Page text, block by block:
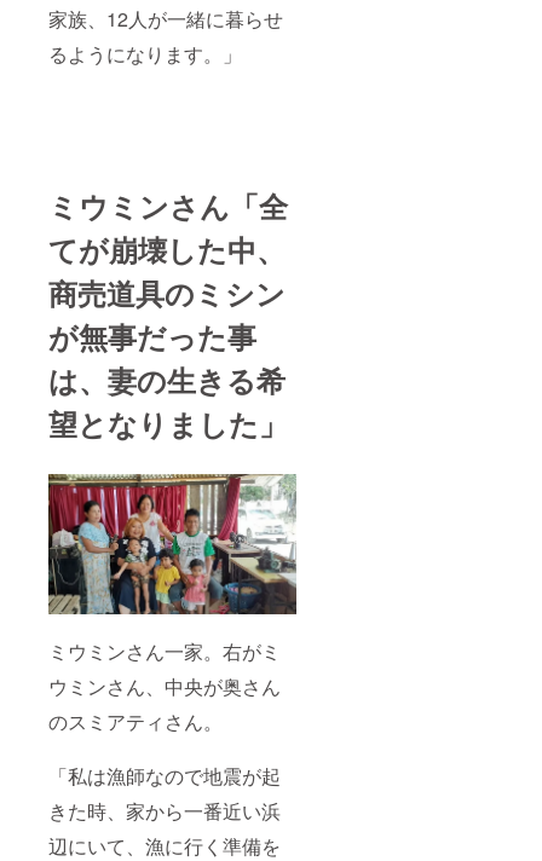
家族、12人が一緒に暮らせ
るようになります。」
ミウミンさん「全
てが崩壊した中、
商売道具のミシン
が無事だった事
は、妻の生きる希
望となりました」
ミウミンさん一家。右がミ
ウミンさん、中央が奥さん
のスミアティさん。
「私は漁師なので地震が起
きた時、家から一番近い浜
辺にいて、漁に行く準備を